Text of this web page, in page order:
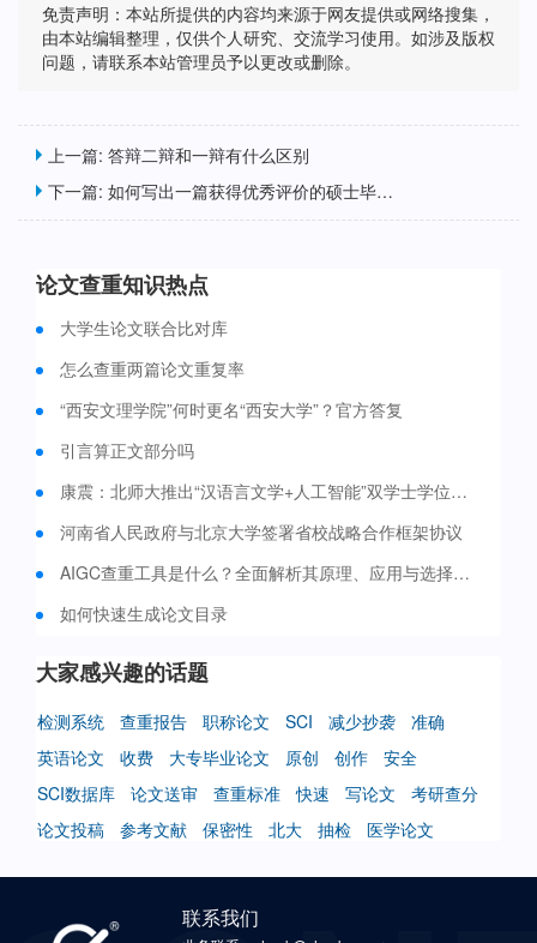
免责声明：本站所提供的内容均来源于网友提供或网络搜集，
由本站编辑整理，仅供个人研究、交流学习使用。如涉及版权
问题，请联系本站管理员予以更改或删除。
上一篇: 答辩二辩和一辩有什么区别
下一篇: 如何写出一篇获得优秀评价的硕士毕业论文
论文查重知识热点
大学生论文联合比对库
怎么查重两篇论文重复率
“西安文理学院”何时更名“西安大学”？官方答复
引言算正文部分吗
康震：北师大推出“汉语言文学+人工智能”双学士学位培养项目 今年启动招生
河南省人民政府与北京大学签署省校战略合作框架协议
AIGC查重工具是什么？全面解析其原理、应用与选择策略
如何快速生成论文目录
大家感兴趣的话题
检测系统 查重报告 职称论文 SCI 减少抄袭
准确
英语论文
收费 大专毕业论文 原创 创作
安全
SCI数据库
论文送审 查重标准 快速 写论文
考研查分
论文投稿
参考文献 保密性 北大 抽检 医学论文
联系我们